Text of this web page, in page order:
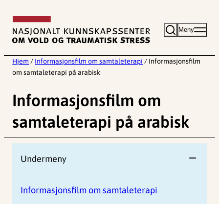
innhold
Meny
Hjem / Informasjonsfilm om samtaleterapi / Informasjonsfilm
om samtaleterapi på arabisk
Informasjonsfilm om
samtaleterapi på arabisk
Undermeny
Informasjonsfilm om samtaleterapi